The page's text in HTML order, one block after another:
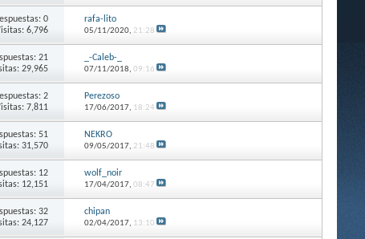
0
6,796
rafa-lito
05/11/2020, 21:28
21
29,965
_-Caleb-_
07/11/2018, 09:16
2
7,811
Perezoso
17/06/2017, 18:24
51
31,570
NEKRO
09/05/2017, 21:48
12
12,151
wolf_noir
17/04/2017, 08:47
32
24,127
chipan
02/04/2017, 13:10